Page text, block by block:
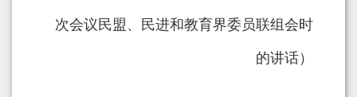
次会议民盟、民进和教育界委员联组会时
的讲话）